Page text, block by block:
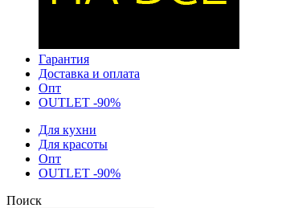
Гарантия
Доставка и оплата
Опт
OUTLET -90%
Для кухни
Для красоты
Опт
OUTLET -90%
Поиск